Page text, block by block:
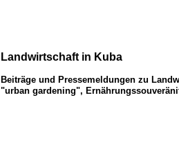
Landwirtschaft in Kuba
Beiträge und Pressemeldungen zu
"urban gardening",